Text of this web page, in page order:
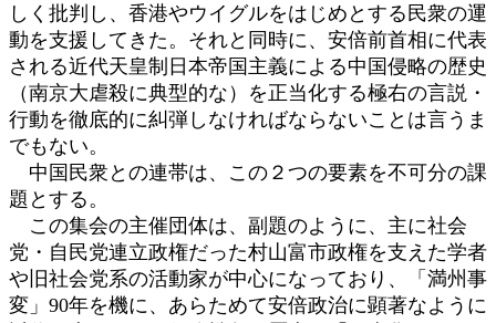
しく批判し、香港やウイグルをはじめとする民衆の運
動を支援してきた。それと同時に、安倍前首相に代表
される近代天皇制日本帝国主義による中国侵略の歴史
（南京大虐殺に典型的な）を正当化する極右の言説・
行動を徹底的に糾弾しなければならないことは言うま
でもない。
中国民衆との連帯は、この２つの要素を不可分の課
題とする。
この集会の主催団体は、副題のように、主に社会
党・自民党連立政権だった村山富市政権を支えた学者
や旧社会党系の活動家が中心になっており、「満州事
変」90年を機に、あらためて安倍政治に顕著なように